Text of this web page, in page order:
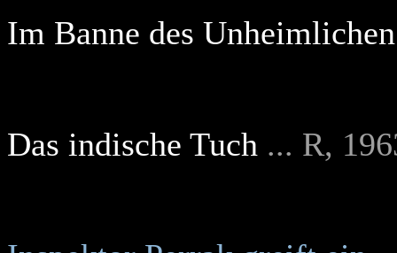
Im Banne des Unheimlichen
Das indische Tuch ... R,